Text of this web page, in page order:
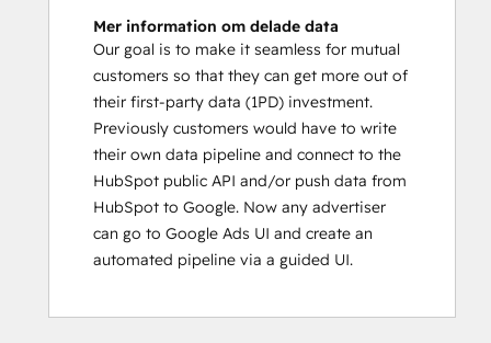
Mer information om delade data
Our goal is to make it seamless for mutual
customers so that they can get more out of
their first-party data (1PD) investment.
Previously customers would have to write
their own data pipeline and connect to the
HubSpot public API and/or push data from
HubSpot to Google. Now any advertiser
can go to Google Ads UI and create an
automated pipeline via a guided UI.